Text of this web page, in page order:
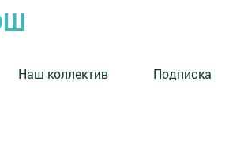
Наш коллектив Подписка